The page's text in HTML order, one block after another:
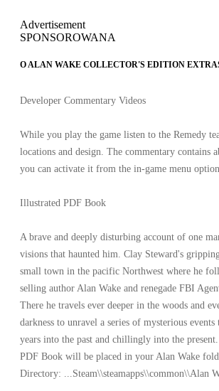
Advertisement
SPONSOROWANA
O ALAN WAKE COLLECTOR'S EDITION
Developer Commentary Videos
While you play the game listen to the Remedy
locations and design. The commentary contains
you can activate it from the in-game menu
Illustrated PDF Book
A brave and deeply disturbing account of one
visions that haunted him. Clay Steward's
small town in the pacific Northwest where he
selling author Alan Wake and renegade FBI
There he travels ever deeper in the woods and
darkness to unravel a series of mysterious
years into the past and chillingly into the
PDF Book will be placed in your Alan Wake
Directory: ...Steam\\steamapps\\common\\Alan